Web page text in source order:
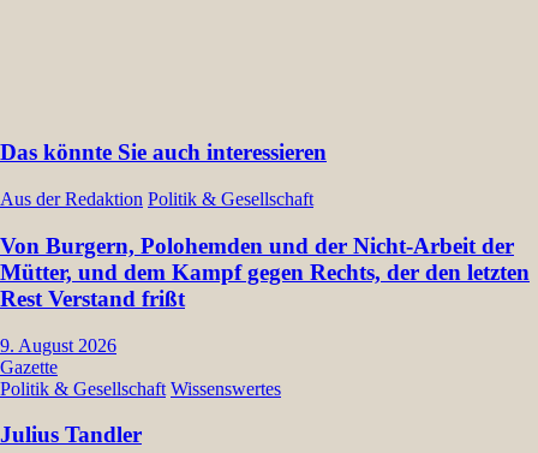
Das könnte Sie auch interessieren
Aus der Redaktion Politik & Gesellschaft
Von Burgern, Polohemden und der Nicht-Arbeit der
Mütter, und dem Kampf gegen Rechts, der den letzten
Rest Verstand frißt
9. August 2026
Gazette
Politik & Gesellschaft Wissenswertes
Julius Tandler